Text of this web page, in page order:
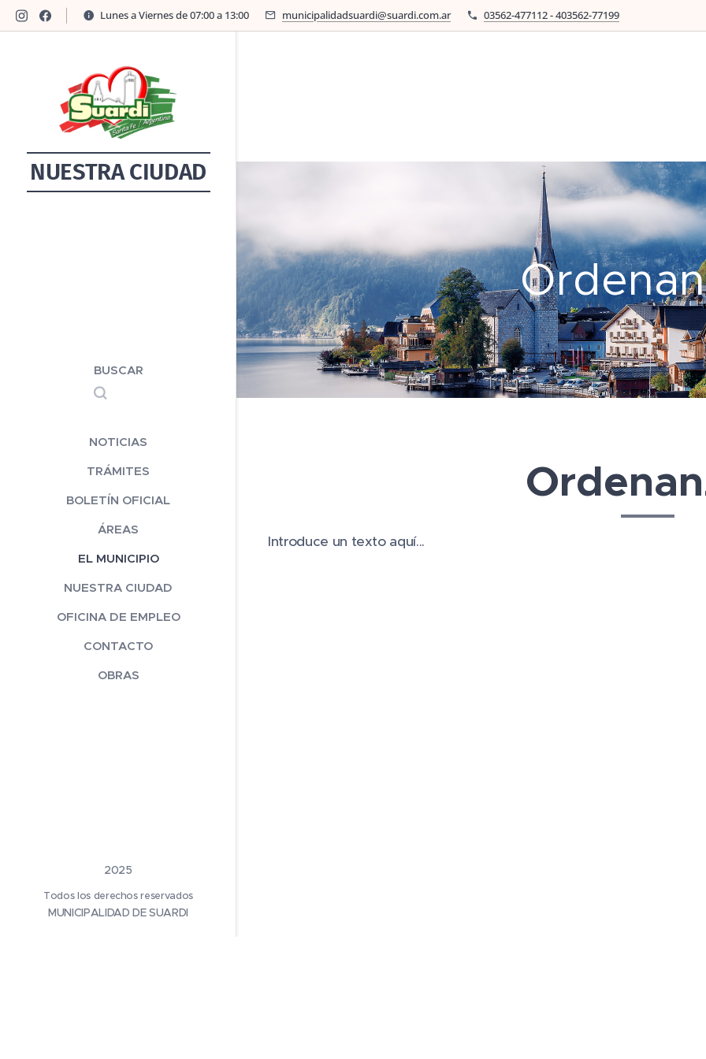
Lunes a Viernes de 07:00 a 13:00 municipalidadsuardi@suardi.com.ar 03562-477112 - 403562-77199
NUESTRA CIUDAD
BUSCAR
NOTICIAS
TRÁMITES
BOLETÍN OFICIAL
ÁREAS
EL MUNICIPIO
NUESTRA CIUDAD
OFICINA DE EMPLEO
CONTACTO
OBRAS
Introduce un texto aquí...
2025
Todos los derechos reservados
MUNICIPALIDAD DE SUARDI